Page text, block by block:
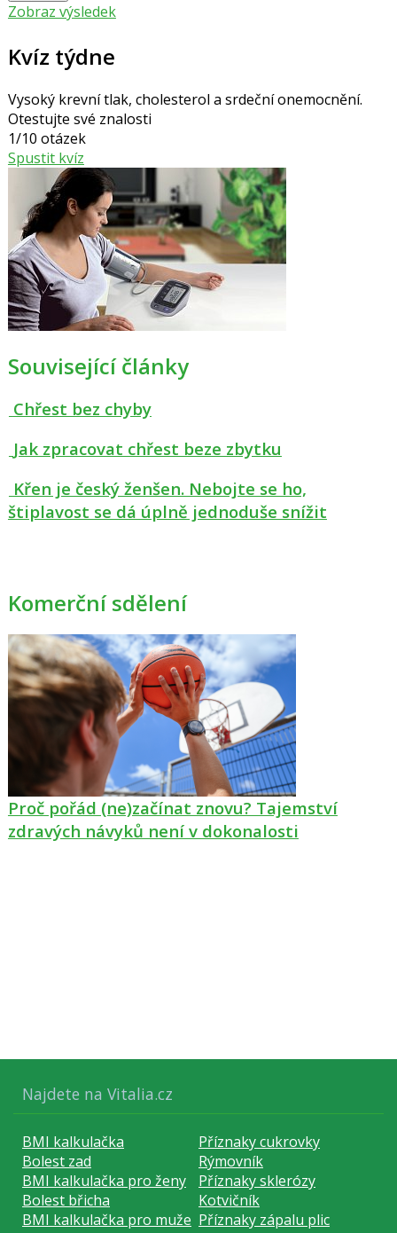
Zobraz výsledek
Kvíz týdne
Vysoký krevní tlak, cholesterol a srdeční onemocnění.
Otestujte své znalosti
1/10 otázek
Spustit kvíz
Související články
Chřest bez chyby
Jak zpracovat chřest beze zbytku
Křen je český ženšen. Nebojte se ho,
štiplavost se dá úplně jednoduše snížit
Komerční sdělení
Proč pořád (ne)začínat znovu? Tajemství
zdravých návyků není v dokonalosti
Najdete na Vitalia.cz
BMI kalkulačka
Příznaky cukrovky
Bolest zad
Rýmovník
BMI kalkulačka pro ženy
Příznaky sklerózy
Bolest břicha
Kotvičník
BMI kalkulačka pro muže Příznaky zápalu plic